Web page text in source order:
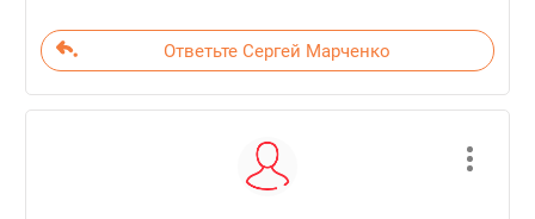
Ответьте Сергей Марченко